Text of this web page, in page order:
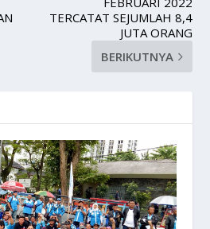
TERCATAT SEJUMLAH 8,4
JUTA ORANG
BERIKUTNYA